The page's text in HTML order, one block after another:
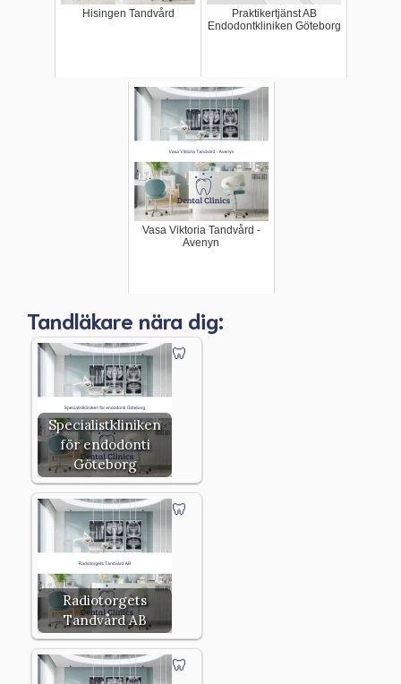
Hisingen Tandvård
Praktikertjänst AB
Endodontkliniken Göteborg
Vasa Viktoria Tandvård -
Avenyn
Tandläkare nära dig:
Specialistkliniken
för endodonti
Göteborg
Radiotorgets
Tandvård AB